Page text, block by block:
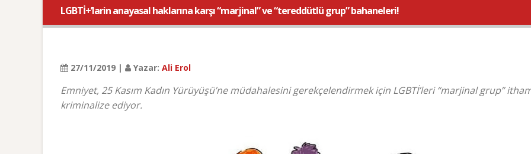
LGBTİ+’larin anayasal haklarına karşı “marjinal” ve “tereddütlü grup” bahaneleri!
27/11/2019 | Yazar: Ali Erol
Emniyet, 25 Kasım Kadın Yürüyüşü’ne müdahalesini gerekçelendirmek için LGBTİ’leri “marjinal grup”
kriminalize ediyor.